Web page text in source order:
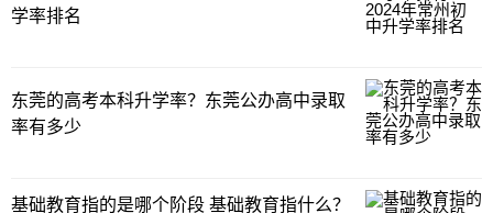
学率排名
东莞的高考本科升学率？东莞公办高中录取
率有多少
基础教育指的是哪个阶段 基础教育指什么？